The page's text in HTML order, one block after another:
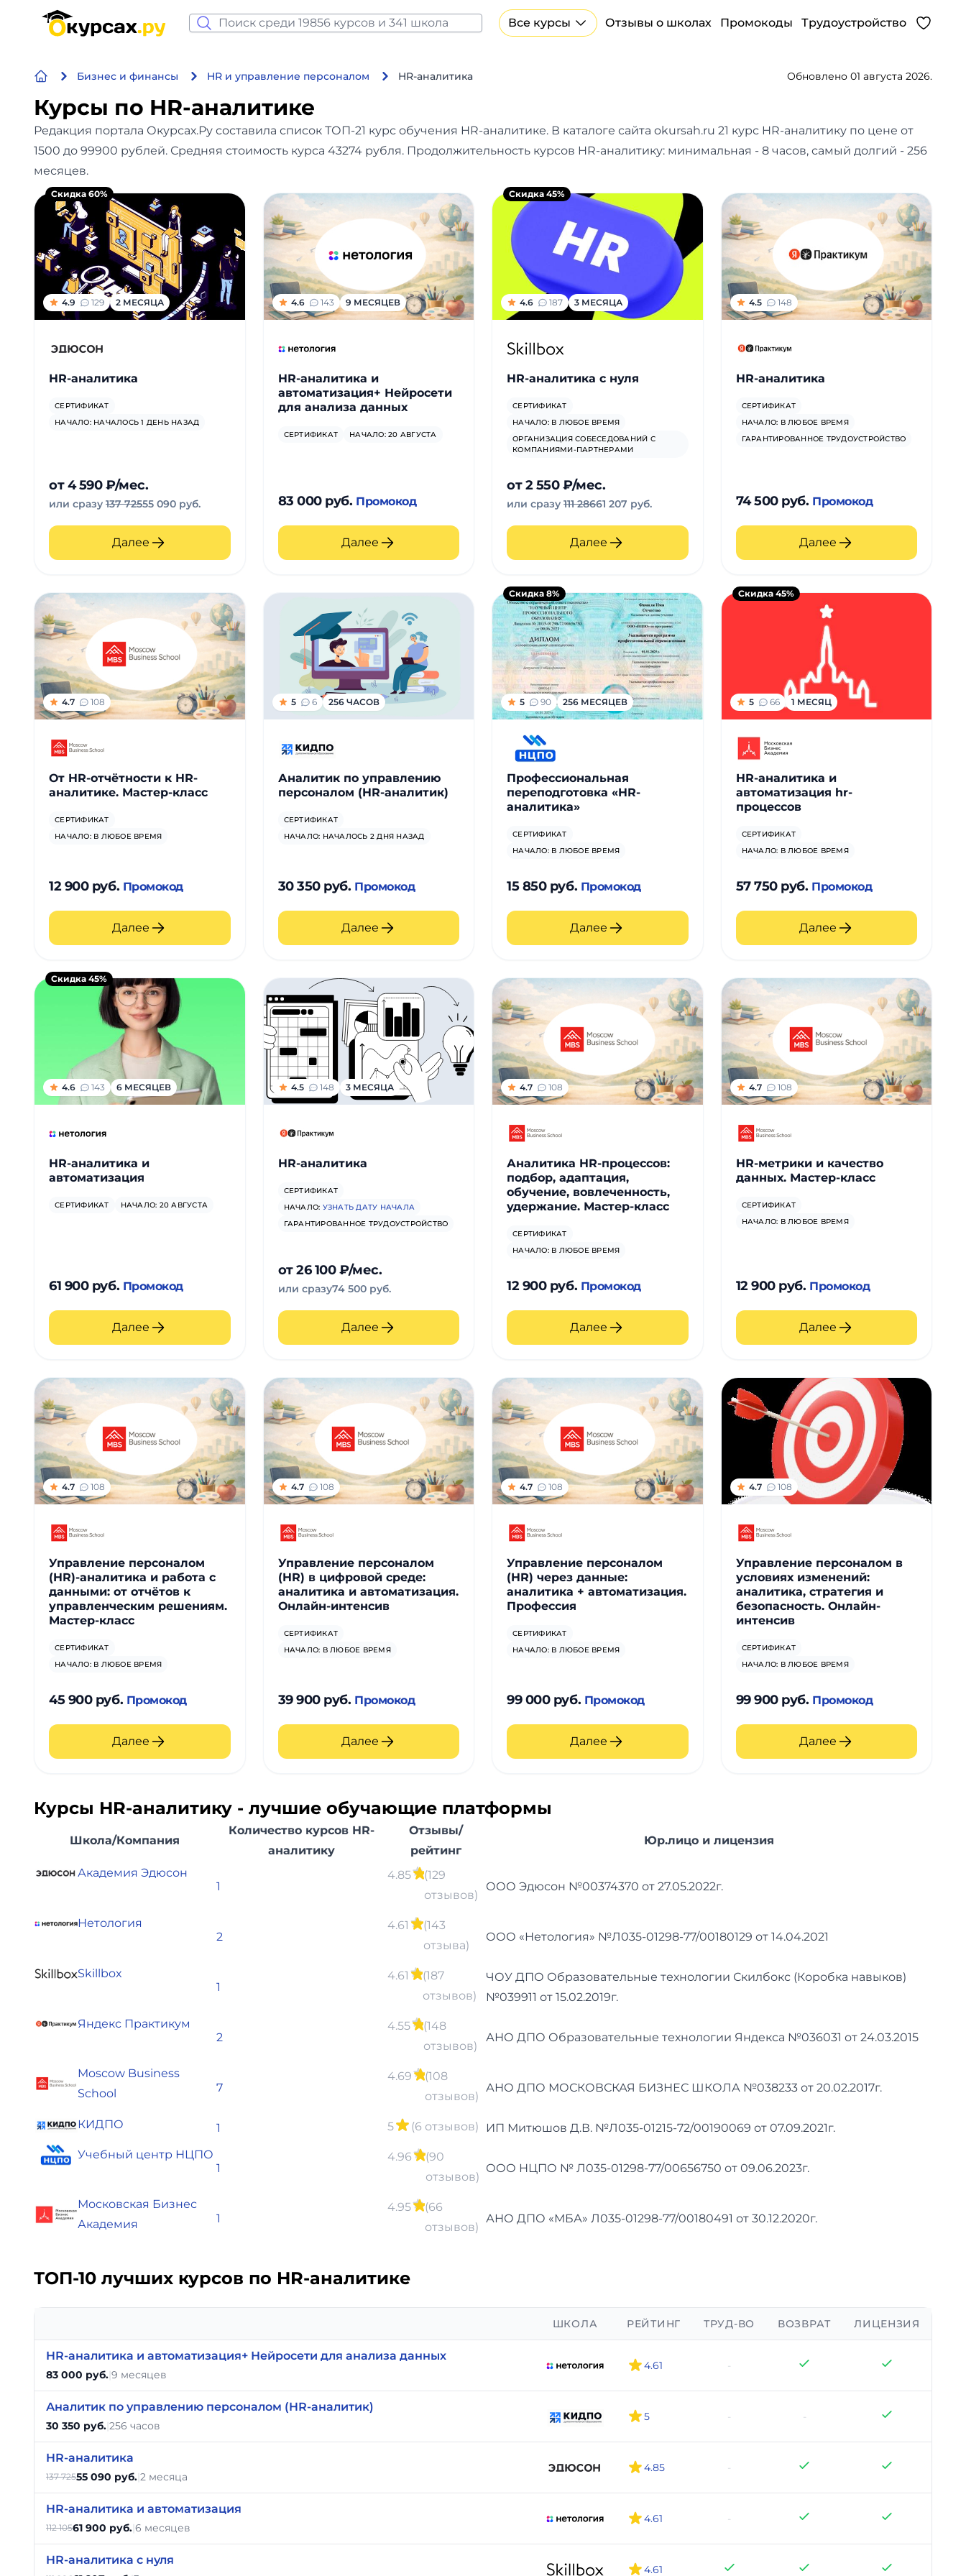
Все курсы Отзывы о школах Промокоды Трудоустройство
Бизнес и финансы HR и управление персоналом HR-аналитика Обновлено 01 августа 2026.
Курсы по HR-аналитике
Редакция портала Окурсах.Ру составила список ТОП-21 курс обучения HR-аналитике. В каталоге сайта okursah.ru 21 курс HR-аналитику по цене от
1500 до 99900 рублей. Средняя стоимость курса 43274 рубля. Продолжительность курсов HR-аналитику: минимальная - 8 часов, самый долгий - 256
месяцев.
4.9 129 2 МЕСЯЦА
HR-аналитика
СЕРТИФИКАТ
НАЧАЛО: НАЧАЛОСЬ 1 ДЕНЬ НАЗАД
от 4 590 ₽/мес.
или сразу 137 72555 090 руб.
Далее
Скидка 60%
4.6 143 9 МЕСЯЦЕВ
HR-аналитика и
автоматизация+ Нейросети
для анализа данных
СЕРТИФИКАТ НАЧАЛО: 20 АВГУСТА
83 000 руб. Промокод
Далее
4.6 187 3 МЕСЯЦА
HR-аналитика с нуля
СЕРТИФИКАТ
НАЧАЛО: В ЛЮБОЕ ВРЕМЯ
ОРГАНИЗАЦИЯ СОБЕСЕДОВАНИЙ С
КОМПАНИЯМИ-ПАРТНЕРАМИ
от 2 550 ₽/мес.
или сразу 111 28661 207 руб.
Далее
Скидка 45%
4.5 148
HR-аналитика
СЕРТИФИКАТ
НАЧАЛО: В ЛЮБОЕ ВРЕМЯ
ГАРАНТИРОВАННОЕ ТРУДОУСТРОЙСТВО
74 500 руб. Промокод
Далее
4.7 108
От HR-отчётности к HR-
аналитике. Мастер-класс
СЕРТИФИКАТ
НАЧАЛО: В ЛЮБОЕ ВРЕМЯ
12 900 руб. Промокод
Далее
5 6 256 ЧАСОВ
Аналитик по управлению
персоналом (HR-аналитик)
СЕРТИФИКАТ
НАЧАЛО: НАЧАЛОСЬ 2 ДНЯ НАЗАД
30 350 руб. Промокод
Далее
5 90 256 МЕСЯЦЕВ
Профессиональная
переподготовка «HR-
аналитика»
СЕРТИФИКАТ
НАЧАЛО: В ЛЮБОЕ ВРЕМЯ
15 850 руб. Промокод
Далее
Скидка 8%
5 66 1 МЕСЯЦ
HR-аналитика и
автоматизация hr-
процессов
СЕРТИФИКАТ
НАЧАЛО: В ЛЮБОЕ ВРЕМЯ
57 750 руб. Промокод
Далее
Скидка 45%
4.6 143 6 МЕСЯЦЕВ
HR-аналитика и
автоматизация
СЕРТИФИКАТ НАЧАЛО: 20 АВГУСТА
61 900 руб. Промокод
Далее
Скидка 45%
4.5 148 3 МЕСЯЦА
HR‑аналитика
СЕРТИФИКАТ
НАЧАЛО: УЗНАТЬ ДАТУ НАЧАЛА
ГАРАНТИРОВАННОЕ ТРУДОУСТРОЙСТВО
от 26 100 ₽/мес.
или сразу74 500 руб.
Далее
4.7 108
Аналитика HR-процессов:
подбор, адаптация,
обучение, вовлеченность,
удержание. Мастер-класс
СЕРТИФИКАТ
НАЧАЛО: В ЛЮБОЕ ВРЕМЯ
12 900 руб. Промокод
Далее
4.7 108
HR-метрики и качество
данных. Мастер-класс
СЕРТИФИКАТ
НАЧАЛО: В ЛЮБОЕ ВРЕМЯ
12 900 руб. Промокод
Далее
4.7 108
Управление персоналом
(HR)-аналитика и работа с
данными: от отчётов к
управленческим решениям.
Мастер-класс
СЕРТИФИКАТ
НАЧАЛО: В ЛЮБОЕ ВРЕМЯ
45 900 руб. Промокод
Далее
4.7 108
Управление персоналом
(HR) в цифровой среде:
аналитика и автоматизация.
Онлайн-интенсив
СЕРТИФИКАТ
НАЧАЛО: В ЛЮБОЕ ВРЕМЯ
39 900 руб. Промокод
Далее
4.7 108
Управление персоналом
(HR) через данные:
аналитика + автоматизация.
Профессия
СЕРТИФИКАТ
НАЧАЛО: В ЛЮБОЕ ВРЕМЯ
99 000 руб. Промокод
Далее
4.7 108
Управление персоналом в
условиях изменений:
аналитика, стратегия и
безопасность. Онлайн-
интенсив
СЕРТИФИКАТ
НАЧАЛО: В ЛЮБОЕ ВРЕМЯ
99 900 руб. Промокод
Далее
Курсы HR-аналитику - лучшие обучающие платформы
Школа/Компания
Количество курсов HR-
аналитику
Отзывы/
рейтинг
Юр.лицо и лицензия
Академия Эдюсон
1
4.85
(129
отзывов)
ООО Эдюсон №00374370 от 27.05.2022г.
Нетология
2
4.61
(143
отзыва)
ООО «Нетология» №Л035-01298-77/00180129 от 14.04.2021
Skillbox
1
4.61
(187
отзывов)
ЧОУ ДПО Образовательные технологии Скилбокс (Коробка навыков)
№039911 от 15.02.2019г.
Яндекс Практикум
2
4.55
(148
отзывов)
АНО ДПО Образовательные технологии Яндекса №036031 от 24.03.2015
Moscow Business
School
7
4.69
(108
отзывов)
АНО ДПО МОСКОВСКАЯ БИЗНЕС ШКОЛА №038233 от 20.02.2017г.
КИДПО 1 5 (6 отзывов)
ИП Митюшов Д.В. №Л035-01215-72/00190069 от 07.09.2021г.
Учебный центр НЦПО
1
4.96
(90
отзывов)
ООО НЦПО № Л035-01298-77/00656750 от 09.06.2023г.
Московская Бизнес
Академия
1
4.95
(66
отзывов)
АНО ДПО «МБА» Л035-01298-77/00180491 от 30.12.2020г.
ТОП-10 лучших курсов по HR-аналитике
ШКОЛА РЕЙТИНГ ТРУД-ВО ВОЗВРАТ ЛИЦЕНЗИЯ
HR-аналитика и автоматизация+ Нейросети для анализа данных
83 000 руб.|9 месяцев
4.61 -
Аналитик по управлению персоналом (HR-аналитик)
30 350 руб.|256 часов
5 - -
HR-аналитика
137 72555 090 руб.|2 месяца
4.85 -
HR-аналитика и автоматизация
112 10561 900 руб.|6 месяцев
4.61 -
HR-аналитика с нуля
4.61
Программирование
Бизнес и финансы
Дизайн
Аналитика
Видео, фото, аудио
Маркетинг
Иностранный язык
Для детей
Красота, здоровье, фитнес
Психология и саморазвитие
Репетиторы
Тесты на профориентацию
Курсы по нейросетям